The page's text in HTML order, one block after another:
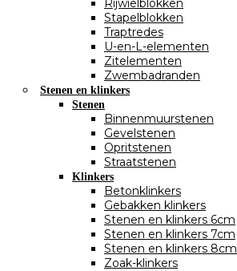
Rijwielblokken
Stapelblokken
Traptredes
U-en-L-elementen
Zitelementen
Zwembadranden
Stenen en klinkers
Stenen
Binnenmuurstenen
Gevelstenen
Opritstenen
Straatstenen
Klinkers
Betonklinkers
Gebakken klinkers
Stenen en klinkers 6cm
Stenen en klinkers 7cm
Stenen en klinkers 8cm
Zoak-klinkers